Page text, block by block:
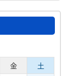
金
土